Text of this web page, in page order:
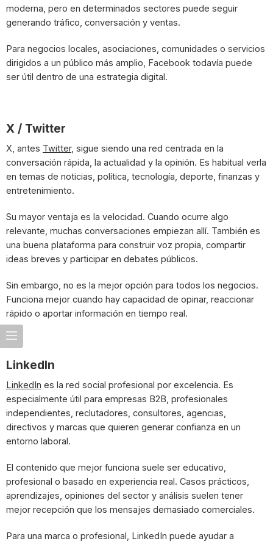
moderna, pero en determinados sectores puede seguir
generando tráfico, conversación y ventas.
Para negocios locales, asociaciones, comunidades o servicios
dirigidos a un público más amplio, Facebook todavía puede
ser útil dentro de una estrategia digital.
X / Twitter
X, antes Twitter, sigue siendo una red centrada en la
conversación rápida, la actualidad y la opinión. Es habitual verla
en temas de noticias, política, tecnología, deporte, finanzas y
entretenimiento.
Su mayor ventaja es la velocidad. Cuando ocurre algo
relevante, muchas conversaciones empiezan allí. También es
una buena plataforma para construir voz propia, compartir
ideas breves y participar en debates públicos.
Sin embargo, no es la mejor opción para todos los negocios.
Funciona mejor cuando hay capacidad de opinar, reaccionar
rápido o aportar información en tiempo real.
LinkedIn
LinkedIn es la red social profesional por excelencia. Es
especialmente útil para empresas B2B, profesionales
independientes, reclutadores, consultores, agencias,
directivos y marcas que quieren generar confianza en un
entorno laboral.
El contenido que mejor funciona suele ser educativo,
profesional o basado en experiencia real. Casos prácticos,
aprendizajes, opiniones del sector y análisis suelen tener
mejor recepción que los mensajes demasiado comerciales.
Para una marca o profesional, LinkedIn puede ayudar a